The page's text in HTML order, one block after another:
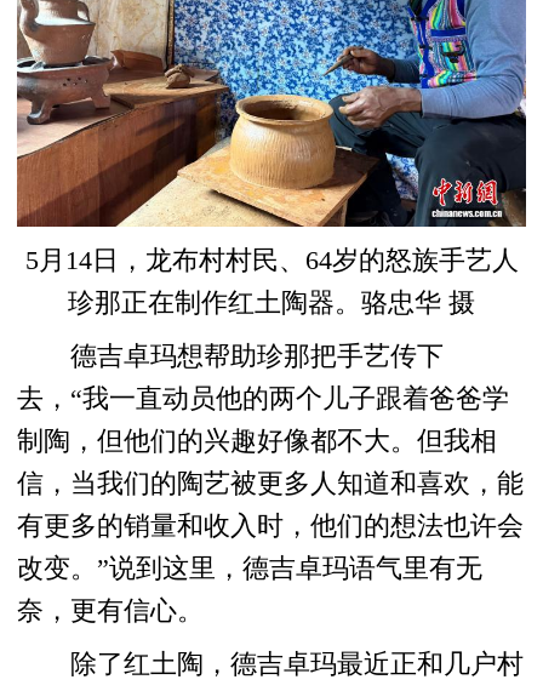
5月14日，龙布村村民、64岁的怒族手艺人
珍那正在制作红土陶器。骆忠华 摄
德吉卓玛想帮助珍那把手艺传下
去，“我一直动员他的两个儿子跟着爸爸学
制陶，但他们的兴趣好像都不大。但我相
信，当我们的陶艺被更多人知道和喜欢，能
有更多的销量和收入时，他们的想法也许会
改变。”说到这里，德吉卓玛语气里有无
奈，更有信心。
除了红土陶，德吉卓玛最近正和几户村